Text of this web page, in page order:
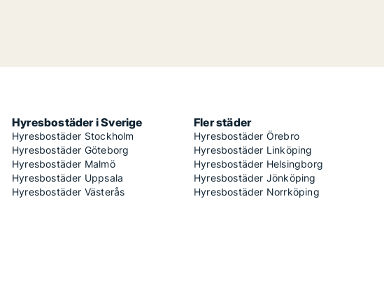
Hyresbostäder i Sverige
Hyresbostäder Stockholm
Hyresbostäder Göteborg
Hyresbostäder Malmö
Hyresbostäder Uppsala
Hyresbostäder Västerås
Fler städer
Hyresbostäder Örebro
Hyresbostäder Linköping
Hyresbostäder Helsingborg
Hyresbostäder Jönköping
Hyresbostäder Norrköping